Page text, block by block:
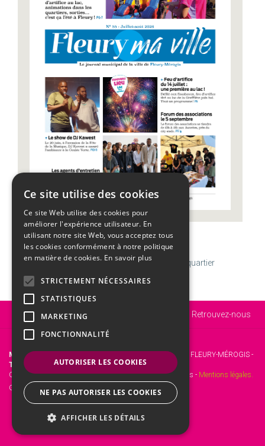
CALENDRIER
Vendredi07AoûtSemaine 32 | Gaétan Dernier quartier
Vous êtes ici : Accueil Retrouvez-nous
Mairie de Fleury-Mérogis
- 12 Rue Roger Clavier, 91700 FLEURY-MÉROGIS -
Tél. :
01 69 46 72 00 -Fax : 01 60 15 45 31.
Copyright © 2017 Site officiel de la mairie de Fleury-Mérogis - Mentions légales.
Gestion web :
Ce site utilise des cookies
Ce site Web utilise des cookies pour
améliorer l'expérience utilisateur. En
utilisant notre site Web, vous acceptez tous
les cookies conformément à notre politique
en matière de cookies. En savoir plus
STRICTEMENT NÉCESSAIRES
STATISTIQUES
MARKETING
FONCTIONNALITÉ
AUTORISER LES COOKIES
NE PAS AUTORISER LES COOKIES
AFFICHER LES DÉTAILS